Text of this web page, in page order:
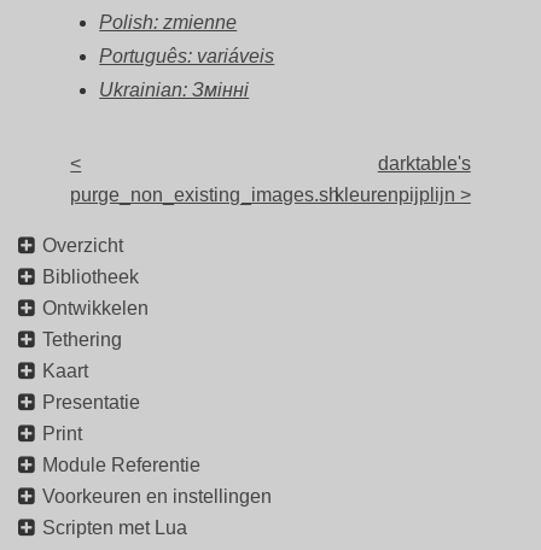
Polish: zmienne
Português: variáveis
Ukrainian: Змінні
<
purge_non_existing_images.sh
darktable's
kleurenpijplijn >
Overzicht
Bibliotheek
Ontwikkelen
Tethering
Kaart
Presentatie
Print
Module Referentie
Voorkeuren en instellingen
Scripten met Lua